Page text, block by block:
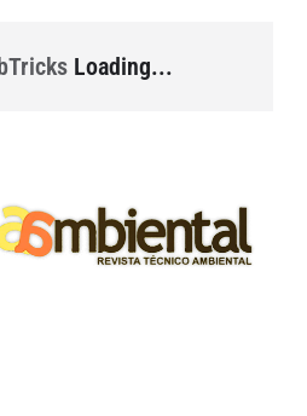
Loading...